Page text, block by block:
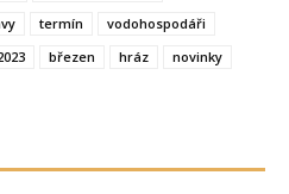
termín
vodohospodáři
březen hráz
novinky